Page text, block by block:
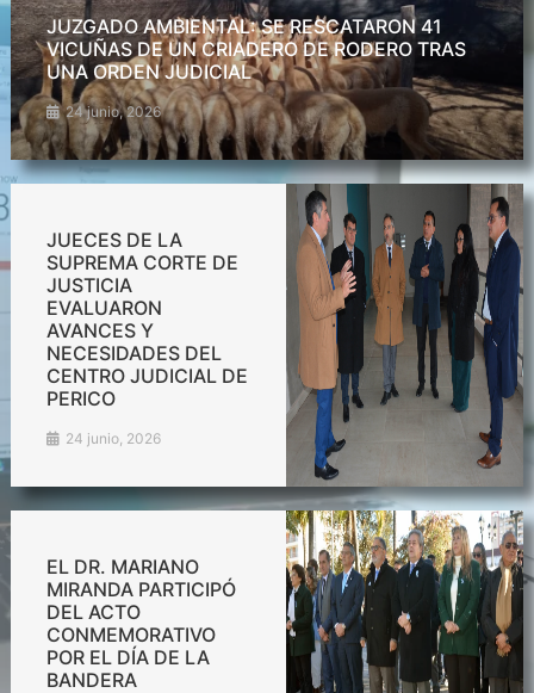
JUZGADO AMBIENTAL: SE RESCATARON 41
VICUÑAS DE UN CRIADERO DE RODERO TRAS
UNA ORDEN JUDICIAL
24 junio, 2026
JUECES DE LA
SUPREMA CORTE DE
JUSTICIA
EVALUARON
AVANCES Y
NECESIDADES DEL
CENTRO JUDICIAL DE
PERICO
24 junio, 2026
EL DR. MARIANO
MIRANDA PARTICIPÓ
DEL ACTO
CONMEMORATIVO
POR EL DÍA DE LA
BANDERA